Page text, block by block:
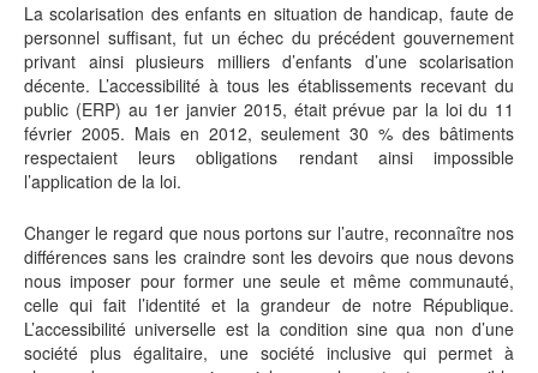
La scolarisation des enfants en situation de handicap, faute de
personnel suffisant, fut un échec du précédent gouvernement
privant ainsi plusieurs milliers d’enfants d’une scolarisation
décente. L’accessibilité à tous les établissements recevant du
public (ERP) au 1er janvier 2015, était prévue par la loi du 11
février 2005. Mais en 2012, seulement 30 % des bâtiments
respectaient leurs obligations rendant ainsi impossible
l’application de la loi.
Changer le regard que nous portons sur l’autre, reconnaître nos
différences sans les craindre sont les devoirs que nous devons
nous imposer pour former une seule et même communauté,
celle qui fait l’identité et la grandeur de notre République.
L’accessibilité universelle est la condition sine qua non d’une
société plus égalitaire, une société inclusive qui permet à